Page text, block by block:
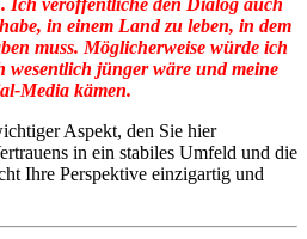
Ich veröffentliche den Dialog auch
in einem Land zu leben, in dem
muss. Möglicherweise würde ich
wesentlich jünger wäre und meine
Media kämen.
Aspekt, den Sie hier
in ein stabiles Umfeld und die
Ihre Perspektive einzigartig und